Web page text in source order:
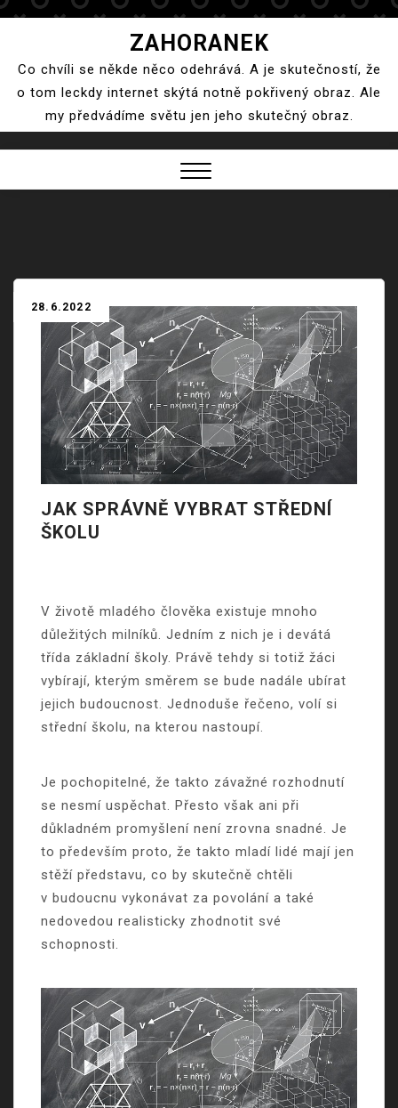
content
ZAHORANEK
Co chvíli se někde něco odehrává. A je skutečností, že
o tom leckdy internet skýtá notně pokřivený obraz. Ale
my předvádíme světu jen jeho skutečný obraz.
JAK SPRÁVNĚ VYBRAT STŘEDNÍ
ŠKOLU
28.6.2022
V životě mladého člověka existuje mnoho
důležitých milníků. Jedním z nich je i devátá
třída základní školy. Právě tehdy si totiž žáci
vybírají, kterým směrem se bude nadále ubírat
jejich budoucnost. Jednoduše řečeno, volí si
střední školu, na kterou nastoupí.
Je pochopitelné, že takto závažné rozhodnutí
se nesmí uspěchat. Přesto však ani při
důkladném promyšlení není zrovna snadné. Je
to především proto, že takto mladí lidé mají jen
stěží představu, co by skutečně chtěli
v budoucnu vykonávat za povolání a také
nedovedou realisticky zhodnotit své
schopnosti.